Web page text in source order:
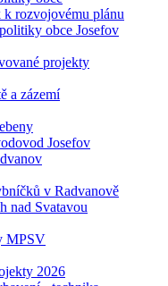
rozvojovému plánu
obce Josefov
projekty
a zázemí
Josefov
v Radvanově
nad Svatavou
MPSV
2026